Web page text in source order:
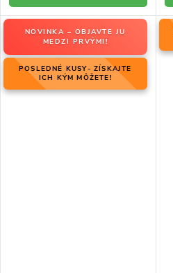
NOVINKA – OBJAVTE JU
MEDZI PRVÝMI!
POSLEDNÉ KUSY- ZÍSKAJTE
ICH KÝM MÔŽETE!